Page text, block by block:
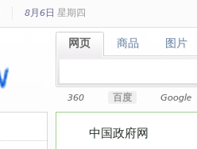
8月6日 星期四
网页
网页 商品
商品 图片
图片
360 百度 Google
中国政府网